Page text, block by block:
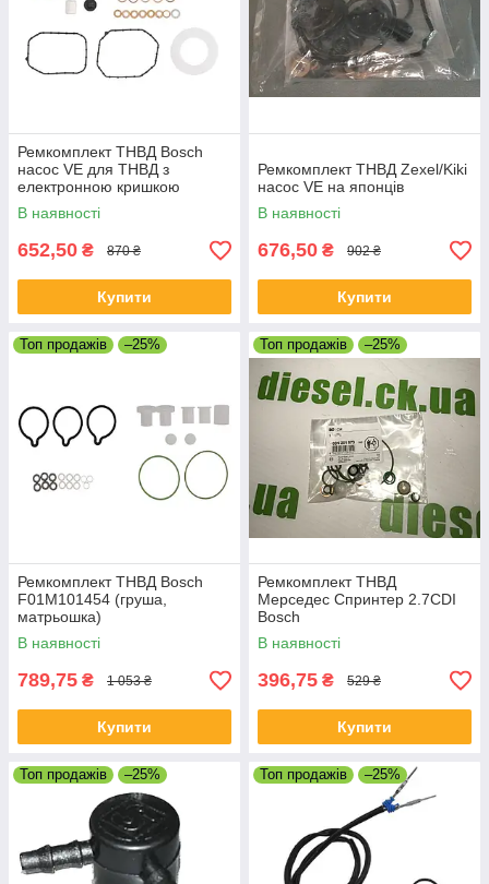
Ремкомплект ТНВД Bosch
насос VE для ТНВД з
електронною кришкою
В наявності
652,50 ₴ 870 ₴
Купити
Ремкомплект ТНВД Zexel/Kiki
насос VE на японців
В наявності
676,50 ₴ 902 ₴
Купити
Топ продажів –25%
Ремкомплект ТНВД Bosch
F01M101454 (груша,
матрьошка)
В наявності
789,75 ₴ 1 053 ₴
Купити
Топ продажів –25%
Ремкомплект ТНВД
Мерседес Спринтер 2.7CDI
Bosch
В наявності
396,75 ₴ 529 ₴
Купити
Топ продажів –25% Топ продажів –25%